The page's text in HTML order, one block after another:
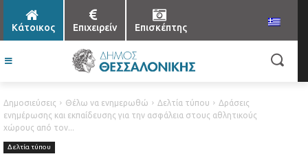
Κάτοικος Επιχειρείν Επισκέπτης
Δημοσιεύσεις Θέλω να ενημερωθώ Δελτία τύπου
Δράσεις
ενημέρωσης και εκπαίδευσης για την ασφάλεια στους αθλητικούς
χώρους από τον...
Δελτία τύπου